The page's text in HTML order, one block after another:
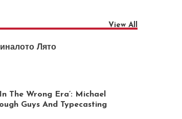
View All
Лято
The Wrong Era’: Michael
Guys And Typecasting